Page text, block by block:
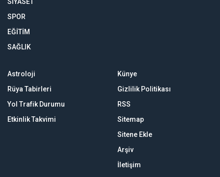
SPOR
EĞİTİM
SAĞLIK
Astroloji
Rüya Tabirleri
Yol Trafik Durumu
Etkinlik Takvimi
Künye
Gizlilik Politikası
RSS
Sitemap
Sitene Ekle
Arşiv
İletişim